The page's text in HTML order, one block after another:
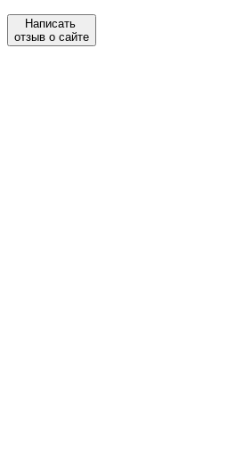
Написать
отзыв о сайте